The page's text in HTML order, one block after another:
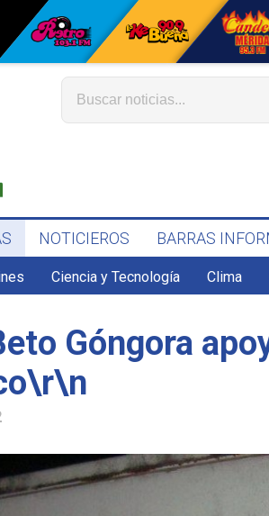
NOTICIEROS BARRAS
Ciencia y Tecnología Clima
Góngora